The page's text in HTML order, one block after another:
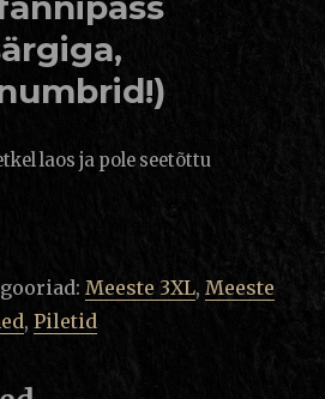
laos ja pole seetõttu
Meeste 3XL, Meeste
,Piletid